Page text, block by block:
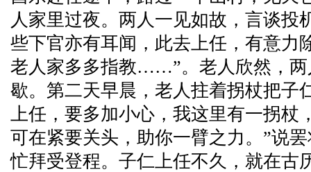
人家里过夜。两人一见如故，言谈投
些下官亦有耳闻，此去上任，有意力
老人家多多指教……”。老人欣然，两
歇。第二天早晨，老人拄着拐杖把子
上任，要多加小心，我这里有一拐杖
可在紧要关头，助你一臂之力。”说
忙拜受登程。子仁上任不久，就在古